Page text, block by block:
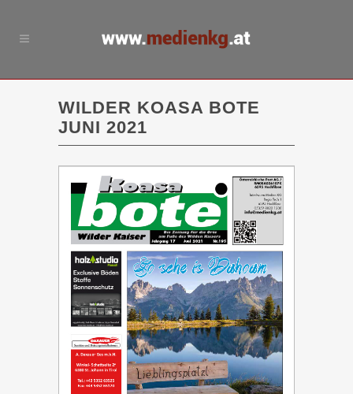
WILDER KOASA BOTE
JUNI 2021